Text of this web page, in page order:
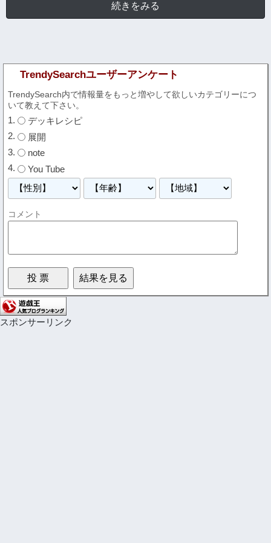
TrendySearchユーザーアンケート
TrendySearch内で情報量をもっと増やして欲しいカテゴリーにつ
いて教えて下さい。
デッキレシピ
展開
note
You Tube
コメント
スポンサーリンク
続きをみる